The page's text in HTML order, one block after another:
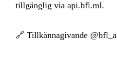
tillgänglig via api.bfl.ml.
🔗 Tillkännagivande